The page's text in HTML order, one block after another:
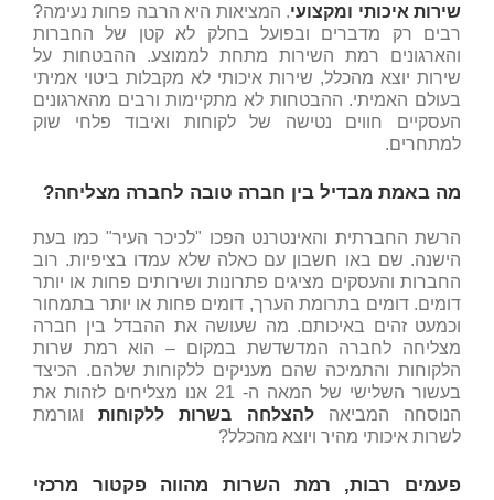
שירות איכותי ומקצועי. המציאות היא הרבה פחות נעימה?
רבים רק מדברים ובפועל בחלק לא קטן של החברות
והארגונים רמת השירות מתחת לממוצע. ההבטחות על
שירות יוצא מהכלל, שירות איכותי לא מקבלות ביטוי אמיתי
בעולם האמיתי. ההבטחות לא מתקיימות ורבים מהארגונים
העסקיים חווים נטישה של לקוחות ואיבוד פלחי שוק
למתחרים.
מה באמת מבדיל בין חברה טובה לחברה מצליחה?
הרשת החברתית והאינטרנט הפכו "לכיכר העיר" כמו בעת
הישנה. שם באו חשבון עם כאלה שלא עמדו בציפיות. רוב
החברות והעסקים מציגים פתרונות ושירותים פחות או יותר
דומים. דומים בתרומת הערך, דומים פחות או יותר בתמחור
וכמעט זהים באיכותם. מה שעושה את ההבדל בין חברה
מצליחה לחברה המדשדשת במקום – הוא רמת שרות
הלקוחות והתמיכה שהם מעניקים ללקוחות שלהם. הכיצד
בעשור השלישי של המאה ה- 21 אנו מצליחים לזהות את
הנוסחה המביאהלהצלחה בשרות ללקוחותוגורמת
לשרות איכותי מהיר ויוצא מהכלל?
פעמים רבות, רמת השרות מהווה פקטור מרכזי